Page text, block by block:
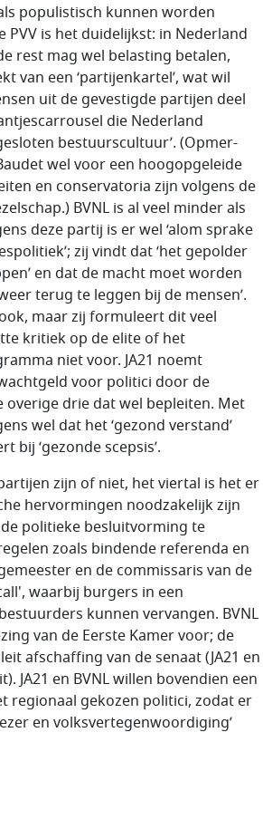
populistisch kunnen worden
is het duidelijkst: in Nederland
rest mag wel belasting betalen,
van een ‘partijenkartel’, wat wil
uit de gevestigde partijen deel
die Nederland
bestuurscultuur’. (Opmer­
wel voor een hoogopgeleide
en conservatoria zijn volgens de
BVNL is al veel minder als
deze partij is er wel ‘alom sprake
zij vindt dat ‘het gepolder
en dat de macht moet worden
terug te leggen bij de mensen’.
maar zij formu­leert dit veel
kritiek op de elite of het
niet voor. JA21 noemt
voor politici door de
overige drie dat wel bepleiten. Met
wel dat het ‘gezond verstand’
bij ‘gezonde scepsis’.
zijn of niet, het viertal is het er
hervormingen noodzakelijk zijn
politieke besluitvorming te
zoals bindende refe­renda en
en de commissaris van de
', waarbij bur­gers in een
kunnen vervangen. BVNL
van de Eerste Kamer voor; de
afschaffing van de senaat (JA21 en
JA21 en BVNL willen bovendien een
regionaal gekozen politici, zodat er
en volksvertegenwoordiging’